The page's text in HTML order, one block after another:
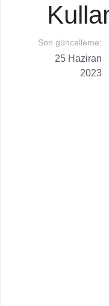
Son güncelleme:
25 Haziran
2023